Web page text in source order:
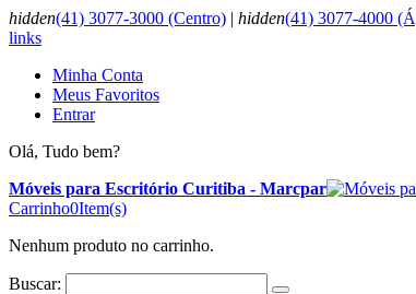
hidden(41) 3077-3000 (Centro) | hidden(41) 3077-4000
links
Minha Conta
Meus Favoritos
Entrar
Olá, Tudo bem?
Móveis para Escritório Curitiba - Marcpar
Carrinho0Item(s)
Nenhum produto no carrinho.
Buscar: